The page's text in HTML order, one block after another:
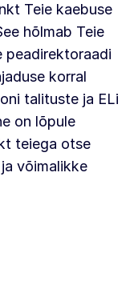
Teie kaebuse
hõlmab Teie
peadirektoraadi
korral
talituste ja ELi
on lõpule
teiega otse
võimalikke